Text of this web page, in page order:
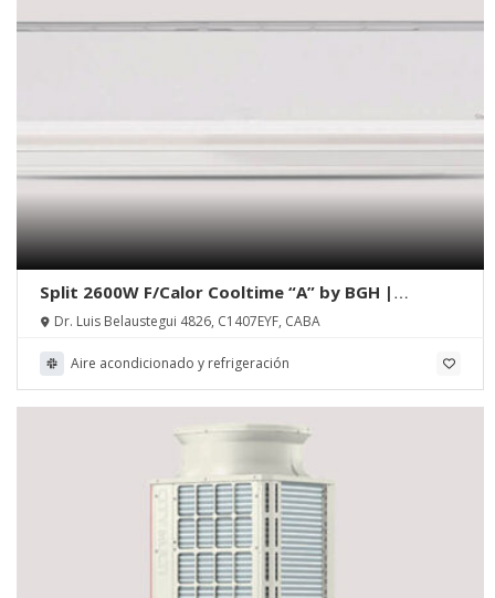
Split 2600W F/Calor Cooltime “A” by BGH |
Isoterma S.R.L.
Dr. Luis Belaustegui 4826, C1407EYF, CABA
Aire acondicionado y refrigeración